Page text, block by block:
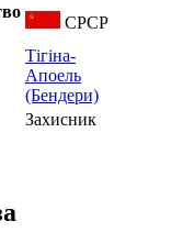
СРСР
Тігіна-
Апоель
(Бендери)
Захисник